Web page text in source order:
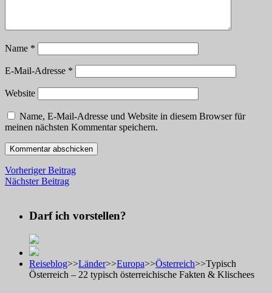
Name *
E-Mail-Adresse *
Website
Name, E-Mail-Adresse und Website in diesem Browser für
meinen nächsten Kommentar speichern.
Vorheriger Beitrag
Nächster Beitrag
Darf ich vorstellen?
Reiseblog>>Länder>>Europa>>Österreich>>Typisch
Österreich – 22 typisch österreichische Fakten & Klischees